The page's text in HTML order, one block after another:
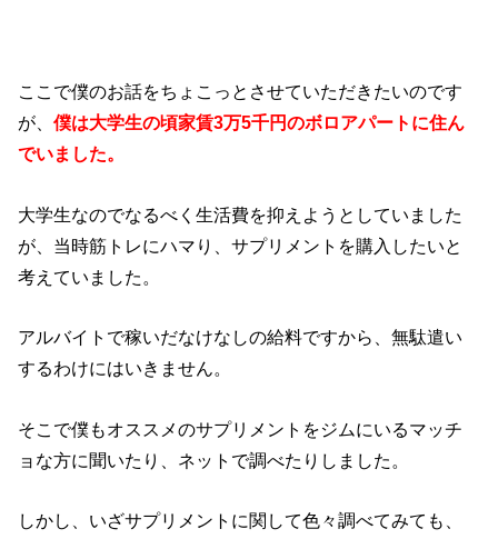
ここで僕のお話をちょこっとさせていただきたいのです
が、僕は大学生の頃家賃3万5千円のボロアパートに住ん
でいました。
大学生なのでなるべく生活費を抑えようとしていました
が、当時筋トレにハマり、サプリメントを購入したいと
考えていました。
アルバイトで稼いだなけなしの給料ですから、無駄遣い
するわけにはいきません。
そこで僕もオススメのサプリメントをジムにいるマッチ
ョな方に聞いたり、ネットで調べたりしました。
しかし、いざサプリメントに関して色々調べてみても、